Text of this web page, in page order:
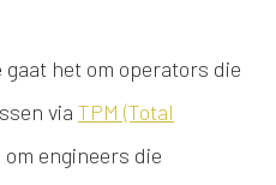
gaat het om operators die
via TPM (Total
om engineers die